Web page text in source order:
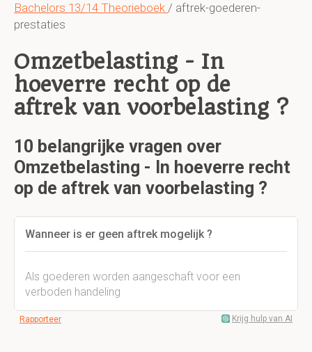
Bachelors 13/14 Theorieboek / aftrek-goederen-
prestaties
Omzetbelasting - In
hoeverre recht op de
aftrek van voorbelasting ?
10 belangrijke vragen over
Omzetbelasting - In hoeverre recht
op de aftrek van voorbelasting ?
Wanneer is er geen aftrek mogelijk ?
Als goederen worden aangeschaft voor een
verboden handeling
Rapporteer Krijg hulp van AI